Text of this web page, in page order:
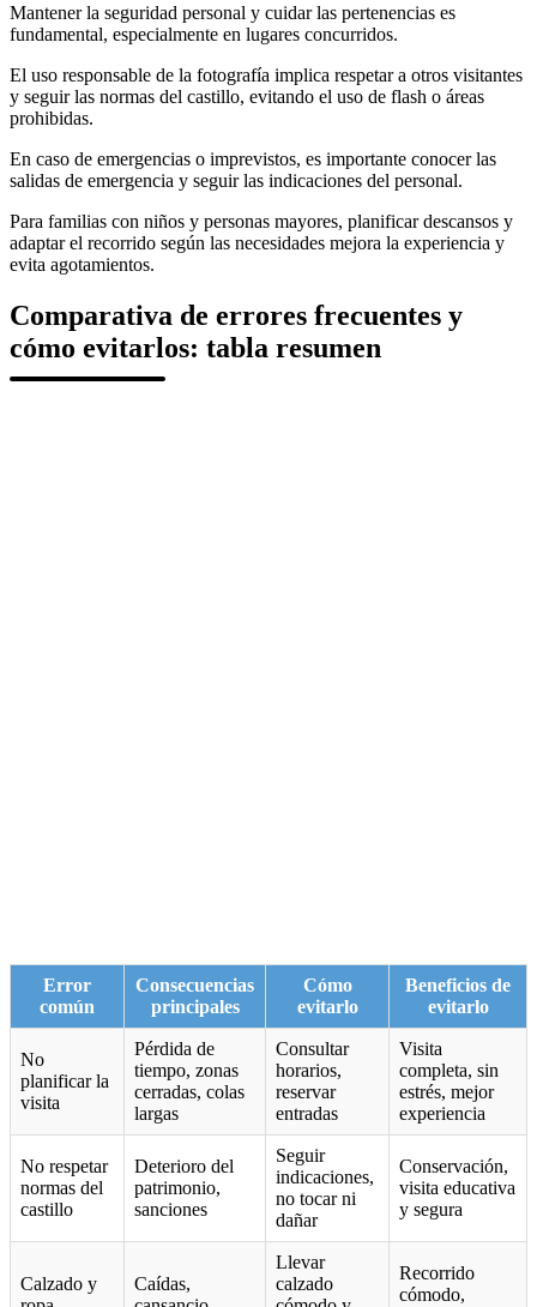
Mantener la seguridad personal y cuidar las pertenencias es
fundamental, especialmente en lugares concurridos.
El uso responsable de la fotografía implica respetar a otros visitantes
y seguir las normas del castillo, evitando el uso de flash o áreas
prohibidas.
En caso de emergencias o imprevistos, es importante conocer las
salidas de emergencia y seguir las indicaciones del personal.
Para familias con niños y personas mayores, planificar descansos y
adaptar el recorrido según las necesidades mejora la experiencia y
evita agotamientos.
Comparativa de errores frecuentes y
cómo evitarlos: tabla resumen
Error
común
Consecuencias
principales
Cómo
evitarlo
Beneficios de
evitarlo
No
planificar la
visita
Pérdida de
tiempo, zonas
cerradas, colas
largas
Consultar
horarios,
reservar
entradas
Visita
completa, sin
estrés, mejor
experiencia
No respetar
normas del
castillo
Deterioro del
patrimonio,
sanciones
Seguir
indicaciones,
no tocar ni
dañar
Conservación,
visita educativa
y segura
Calzado y
Caídas,
Llevar
calzado
Recorrido
cómodo,